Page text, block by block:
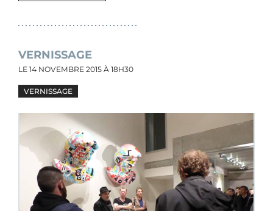
VERNISSAGE
LE 14 NOVEMBRE 2015 À 18H30
VERNISSAGE